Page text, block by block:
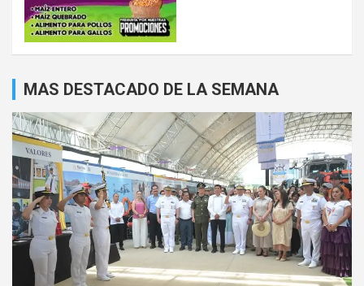
MAS DESTACADO DE LA SEMANA